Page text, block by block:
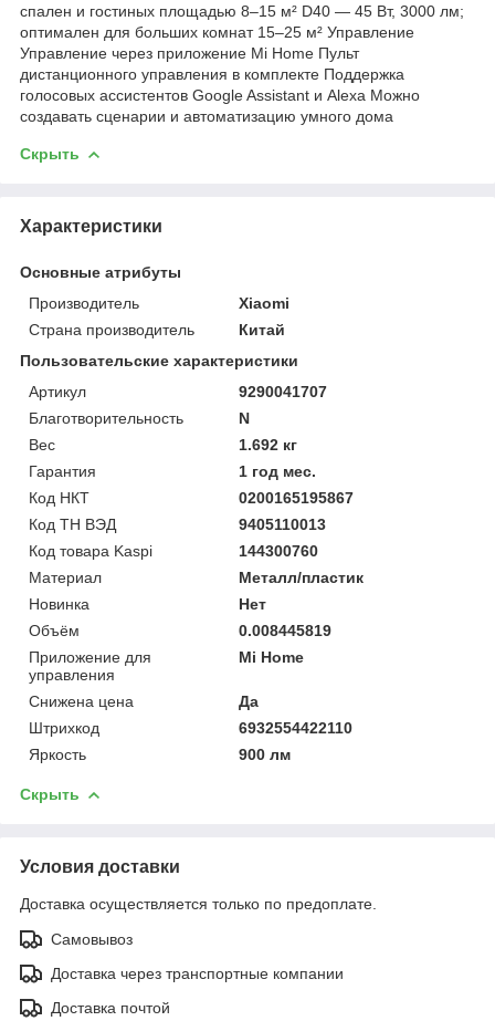
спален и гостиных площадью 8–15 м² D40 — 45 Вт, 3000 лм;
оптимален для больших комнат 15–25 м² Управление
Управление через приложение Mi Home Пульт
дистанционного управления в комплекте Поддержка
голосовых ассистентов Google Assistant и Alexa Можно
создавать сценарии и автоматизацию умного дома
Скрыть
Характеристики
Основные атрибуты
Производитель
Xiaomi
Страна производитель
Китай
Пользовательские характеристики
Артикул
9290041707
Благотворительность
N
Вес
1.692 кг
Гарантия
1 год мес.
Код НКТ
0200165195867
Код ТН ВЭД
9405110013
Код товара Kaspi
144300760
Материал
Металл/пластик
Новинка
Нет
Объём
0.008445819
Приложение для
управления
Mi Home
Снижена цена
Да
Штрихкод
6932554422110
Яркость
900 лм
Скрыть
Условия доставки
Доставка осуществляется только по предоплате.
Самовывоз
Доставка через транспортные компании
Доставка почтой